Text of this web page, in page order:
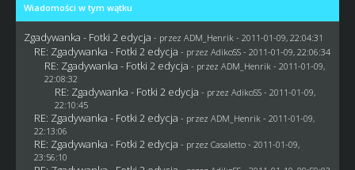
Wiadomości w tym wątku
Zgadywanka - Fotki 2 edycja - przez ADM_Henrik - 2011-01-09, 22:04:31
RE: Zgadywanka - Fotki 2 edycja - przez AdikoSS - 2011-01-09, 22:06:34
RE: Zgadywanka - Fotki 2 edycja - przez ADM_Henrik - 2011-01-09,
22:08:32
RE: Zgadywanka - Fotki 2 edycja - przez AdikoSS - 2011-01-09,
22:10:45
RE: Zgadywanka - Fotki 2 edycja - przez ADM_Henrik - 2011-01-09,
22:13:06
RE: Zgadywanka - Fotki 2 edycja - przez Casaletto- 2011-01-09,
23:56:10